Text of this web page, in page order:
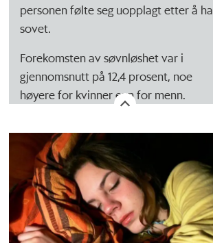
personen følte seg uopplagt etter å ha
sovet.
Forekomsten av søvnløshet var i
gjennomsnutt på 12,4 prosent, noe
høyere for kvinner enn for menn.